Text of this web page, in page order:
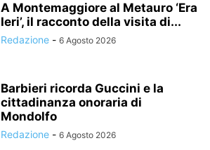
A Montemaggiore al Metauro ‘Era
Ieri’, il racconto della visita di...
Redazione - 6 Agosto 2026
Barbieri ricorda Guccini e la
cittadinanza onoraria di
Mondolfo
Redazione - 6 Agosto 2026